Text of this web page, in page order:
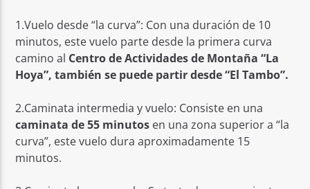
1.Vuelo desde “la curva”: Con una duración de 10
minutos, este vuelo parte desde la primera curva
camino al Centro de Actividades de Montaña “La
Hoya”, también se puede partir desde “El Tambo”.
2.Caminata intermedia y vuelo: Consiste en una
caminata de 55 minutos en una zona superior a “la
curva”, este vuelo dura aproximadamente 15
minutos.